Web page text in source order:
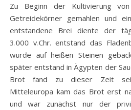
Zu Beginn der Kultivierung
Getreidekörner gemahlen und
entstandene Brei diente der
3.000 v.Chr. entstand das
wurde auf heißen Steinen
später entstand in Ägypten der
Brot fand zu dieser Zeit
Mitteleuropa kam das Brot erst
und war zunächst nur der